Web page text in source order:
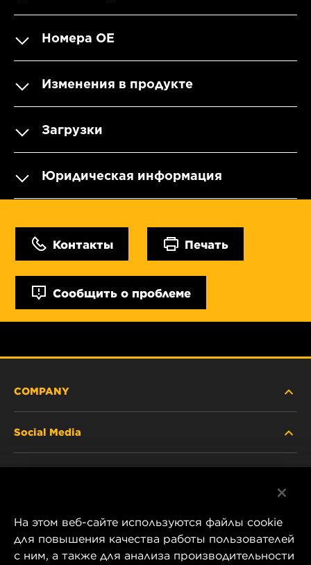
Номера OE
Изменения в продукте
Загрузки
Юридическая информация
Контакты Печать
Сообщить о проблеме
COMPANY
CAREER
Social Media
Instagram
На этом веб-сайте используются файлы cookie
для повышения качества работы пользователей
с ним, а также для анализа производительности